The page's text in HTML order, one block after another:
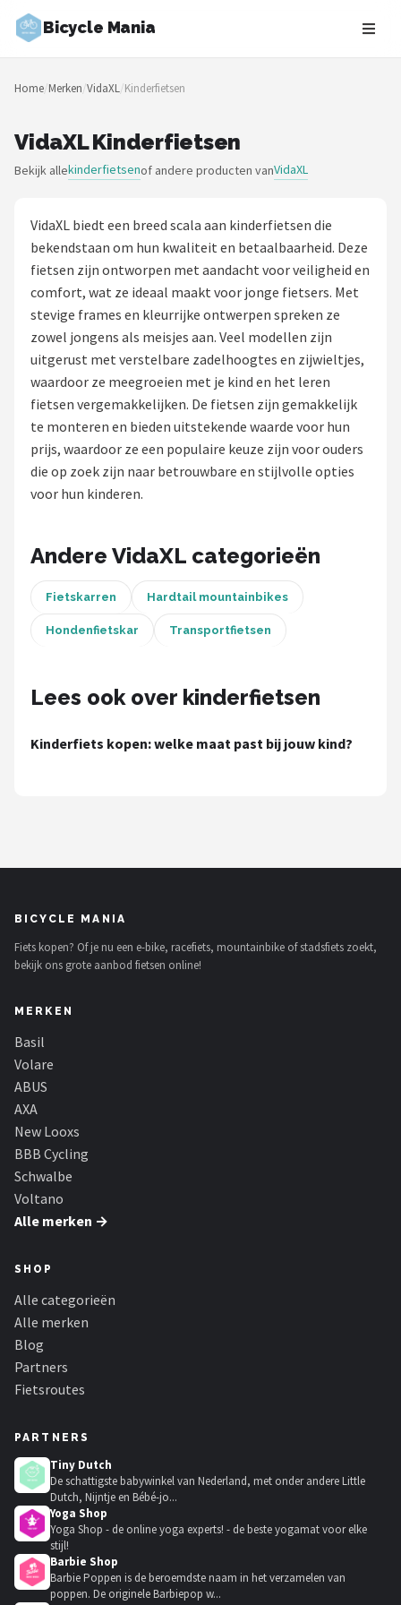
Bicycle Mania
Zoeken
NAVIGATIE
Merken
Kinderfietsen
Stadsfietsen
Elektrische fietsen
Mountainbikes
Shop
Basil
Volare
ABUS
Cortina
Home/Merken/VidaXL/Kinderfietsen
VidaXL Kinderfietsen
Bekijk allekinderfietsenof andere producten vanVidaXL
VidaXL biedt een breed scala aan kinderfietsen die
bekendstaan om hun kwaliteit en betaalbaarheid. Deze
fietsen zijn ontworpen met aandacht voor veiligheid en
comfort, wat ze ideaal maakt voor jonge fietsers. Met
stevige frames en kleurrijke ontwerpen spreken ze
zowel jongens als meisjes aan. Veel modellen zijn
uitgerust met verstelbare zadelhoogtes en zijwieltjes,
waardoor ze meegroeien met je kind en het leren
fietsen vergemakkelijken. De fietsen zijn gemakkelijk
te monteren en bieden uitstekende waarde voor hun
prijs, waardoor ze een populaire keuze zijn voor ouders
die op zoek zijn naar betrouwbare en stijlvolle opties
voor hun kinderen.
Andere VidaXL categorieën
Fietskarren Hardtail mountainbikes
Hondenfietskar Transportfietsen
Lees ook over kinderfietsen
Kinderfiets kopen: welke maat past bij jouw kind?
BICYCLE MANIA
Fiets kopen? Of je nu een e-bike, racefiets, mountainbike of stadsfiets zoekt,
bekijk ons grote aanbod fietsen online!
MERKEN
Basil
Volare
ABUS
AXA
New Looxs
BBB Cycling
Schwalbe
Voltano
Alle merken →
SHOP
Alle categorieën
Alle merken
Blog
Partners
Fietsroutes
PARTNERS
Tiny Dutch
De schattigste babywinkel van Nederland, met onder andere Little
Dutch, Nijntje en Bébé-jo...
Yoga Shop
Yoga Shop - de online yoga experts! - de beste yogamat voor elke
stijl!
Barbie Shop
Barbie Poppen is de beroemdste naam in het verzamelen van
poppen. De originele Barbiepop w...